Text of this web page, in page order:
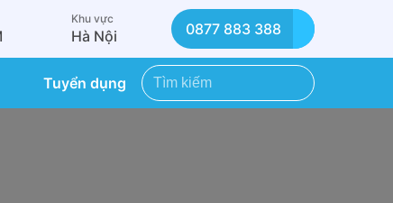
Khu vực
Hà Nội 0877 883 388
Tuyển dụng